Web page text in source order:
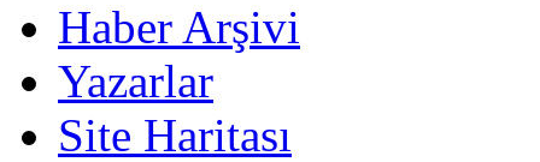
Haber Arşivi
Yazarlar
Site Haritası